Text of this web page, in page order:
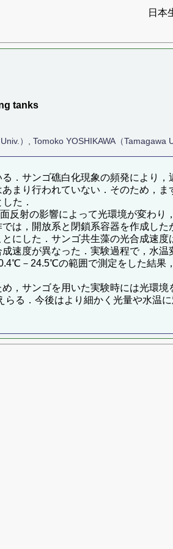
日本
tanks
）, Tomoko YOSHIKAWA（Tamagawa
サンゴ礁白化現象の頻発により，
まり行われていない．そのため，
た．
射の影響によって光環境が変わり
は，開放系と閉鎖系容器を作成し
にした．サンゴ共生藻の光合成速
速度が異なった．実験過程で，水温
－24.5℃の範囲で測定をした結果
，サンゴを用いた実験時には光環
る．今後はより細かく光量や水温